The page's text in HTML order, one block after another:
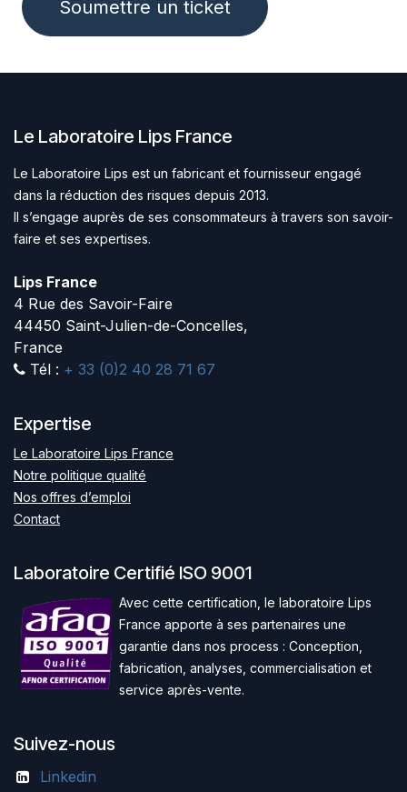
Soumettre un ticket
Le Laboratoire Lips France
Le Laboratoire Lips est un fabricant et ​fournisseur engagé
dans la réduction des risques depuis 2013.
Il s’engage auprès de ses consommateurs à travers son savoir-
faire et ses expertises.
Lips France
4 Rue des Savoir-Faire
44450 Saint-Julien-de-Concelles,
France
Tél : + 33 (0)2 40 28 71 67
Expertise
Le Laboratoire Lips France
Notre politique qualité
Nos offres d’emploi
Contact
Laboratoire Certifié ISO 9001
Avec cette certification, le laboratoire Lips
France apporte à ses partenaires une
garantie dans nos process : Conception,
fabrication, analyses, commercialisation et
service après-vente.
Suivez-nous
Linkedin